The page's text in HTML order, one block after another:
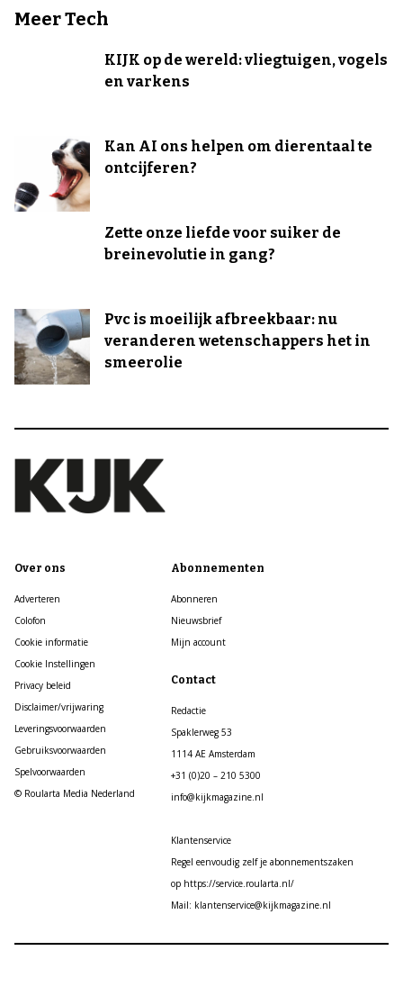
Meer Tech
KIJK op de wereld: vliegtuigen, vogels
en varkens
Kan AI ons helpen om dierentaal te
ontcijferen?
Zette onze liefde voor suiker de
breinevolutie in gang?
Pvc is moeilijk afbreekbaar: nu
veranderen wetenschappers het in
smeerolie
Over ons
Adverteren
Colofon
Cookie informatie
Cookie Instellingen
Privacy beleid
Disclaimer/vrijwaring
Leveringsvoorwaarden
Gebruiksvoorwaarden
Spelvoorwaarden
© Roularta Media Nederland
Abonnementen
Abonneren
Nieuwsbrief
Mijn account
Contact
Redactie
Spaklerweg 53
1114 AE Amsterdam
+31 (0)20 – 210 5300
info@kijkmagazine.nl
Klantenservice
Regel eenvoudig zelf je abonnementszaken
op https://service.roularta.nl/
Mail: klantenservice@kijkmagazine.nl